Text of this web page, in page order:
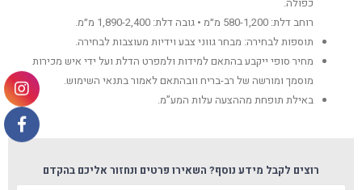
כפולה.
רוחב דלת: 580-1,200 מ״מ • גובה דלת: 1,890-2,400 מ״מ.
תוספות לבחירה: מבחר גווני צבע וידיות מעוצבות לבחירה.
מחיר סופי ייקבע בהתאם למידות ולמפרט הדלת ועל ידי איש מכירות
מוסמך ומורשה של רב-בריח וובהתאם לאמור בתנאי השימוש.
באילת תופחת מההצעה עלות המע”מ.
רוצים לקבל מידע נוסף? השאירו פרטים ונחזור אליכם בהקדם